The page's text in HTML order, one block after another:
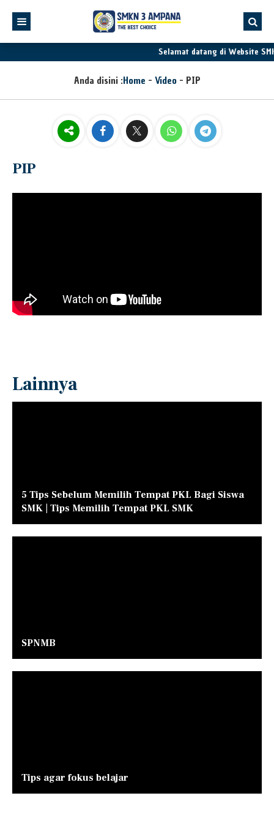
Selamat datang di Website
Anda disini :Home - Video- PIP
PIP
Lainnya
5 Tips Sebelum Memilih Tempat PKL Bagi Siswa
SMK | Tips Memilih Tempat PKL SMK
SPNMB
Tips agar fokus belajar